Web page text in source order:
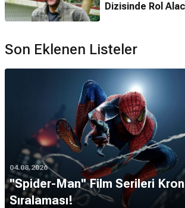
Dizisinde Rol
Son Eklenen Listeler
04.08.2026
''Spider-Man'' Film Serileri
Sıralaması!